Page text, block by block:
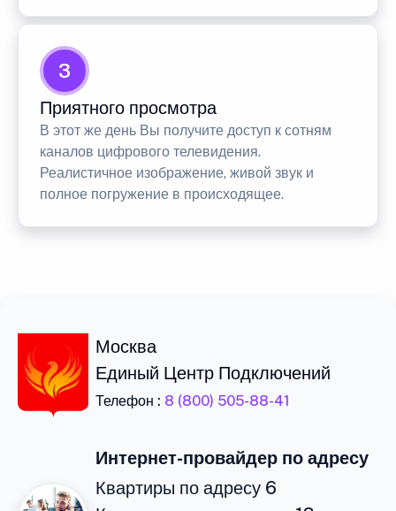
3
Приятного просмотра
В этот же день Вы получите доступ к сотням
каналов цифрового телевидения.
Реалистичное изображение, живой звук и
полное погружение в происходящее.
Москва
Единый Центр Подключений
Телефон : 8 (800) 505-88-41
Интернет-провайдер по адресу
Квартиры по адресу 6